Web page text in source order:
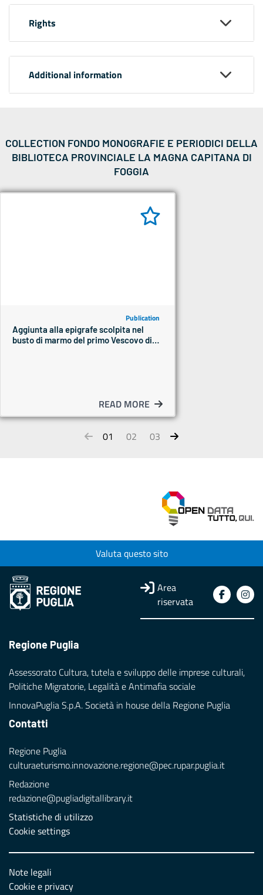
Rights
Additional information
COLLECTION FONDO MONOGRAFIE E PERIODICI DELLA
BIBLIOTECA PROVINCIALE LA MAGNA CAPITANA DI
FOGGIA
Publication
Aggiunta alla epigrafe scolpita nel
busto di marmo del primo Vescovo di
READ MORE
01 02 03
Valuta questo sito
Area
riservata
Regione Puglia
Assessorato Cultura, tutela e sviluppo delle imprese culturali,
Politiche Migratorie, Legalità e Antimafia sociale
InnovaPuglia S.p.A. Società in house della Regione Puglia
Contatti
Regione Puglia
culturaeturismo.innovazione.regione@pec.rupar.puglia.it
Redazione
redazione@pugliadigitallibrary.it
Statistiche di utilizzo
Cookie settings
Note legali
Cookie e privacy